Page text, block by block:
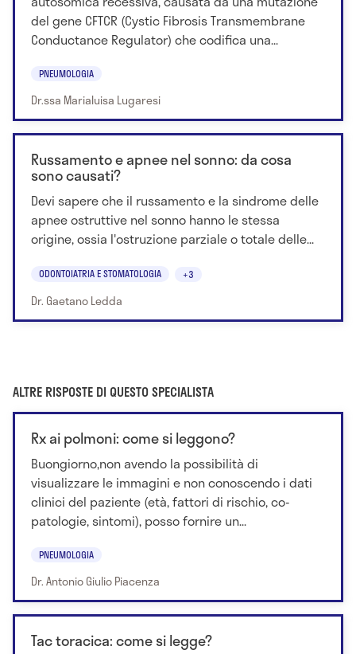
del gene CFTCR (Cystic Fibrosis Transmembrane
Conductance Regulator) che codifica una...
PNEUMOLOGIA
Dr.ssa Marialuisa Lugaresi
Russamento e apnee nel sonno: da cosa
sono causati?
Devi sapere che il russamento e la sindrome delle
apnee ostruttive nel sonno hanno le stessa
origine, ossia l'ostruzione parziale o totale delle...
ODONTOIATRIA E STOMATOLOGIA +3
Dr. Gaetano Ledda
ALTRE RISPOSTE DI QUESTO SPECIALISTA
Rx ai polmoni: come si leggono?
Buongiorno,non avendo la possibilità di
visualizzare le immagini e non conoscendo i dati
clinici del paziente (età, fattori di rischio, co-
patologie, sintomi), posso fornire un...
PNEUMOLOGIA
Dr. Antonio Giulio Piacenza
Tac toracica: come si legge?